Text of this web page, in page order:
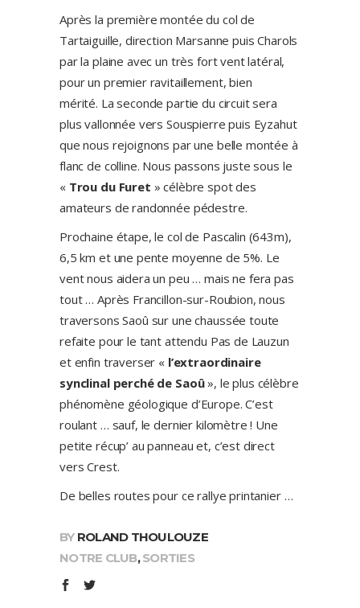
Après la première montée du col de
Tartaiguille, direction Marsanne puis Charols
par la plaine avec un très fort vent latéral,
pour un premier ravitaillement, bien
mérité. La seconde partie du circuit sera
plus vallonnée vers Souspierre puis Eyzahut
que nous rejoignons par une belle montée à
flanc de colline. Nous passons juste sous le
« Trou du Furet » célèbre spot des
amateurs de randonnée pédestre.
Prochaine étape, le col de Pascalin (643m),
6,5 km et une pente moyenne de 5%. Le
vent nous aidera un peu … mais ne fera pas
tout … Après Francillon-sur-Roubion, nous
traversons Saoû sur une chaussée toute
refaite pour le tant attendu Pas de Lauzun
et enfin traverser « l’extraordinaire
synclinal perché de Saoû», le plus célèbre
phénomène géologique d’Europe. C’est
roulant … sauf, le dernier kilomètre ! Une
petite récup’ au panneau et, c’est direct
vers Crest.
De belles routes pour ce rallye printanier …
BY ROLAND THOULOUZE
NOTRE CLUB,SORTIES